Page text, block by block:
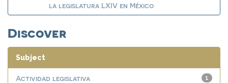
la legislatura LXIV en México
Discover
Subject
1
Actividad legislativa